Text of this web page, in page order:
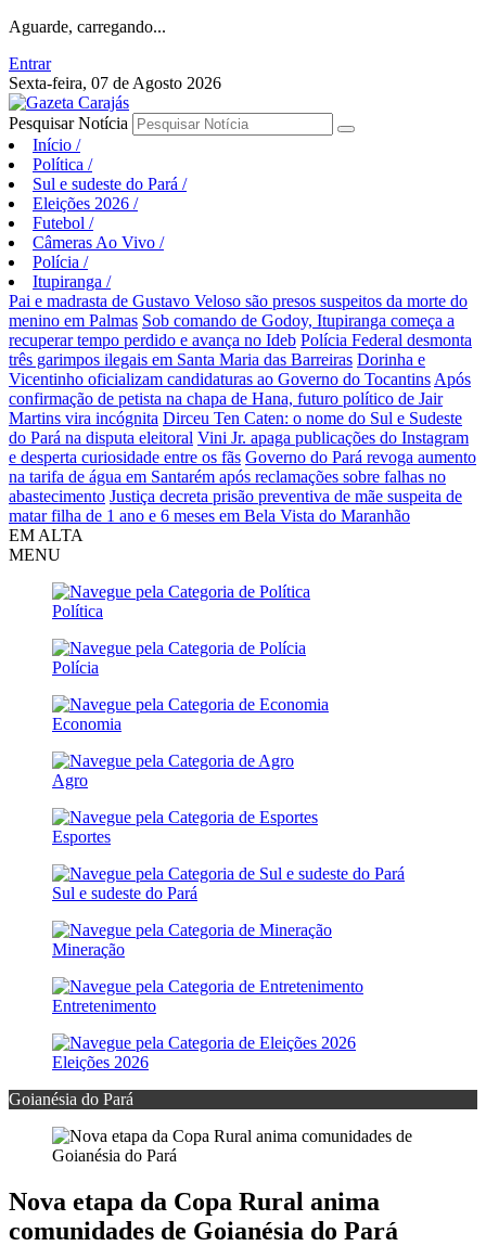
Aguarde, carregando...
Entrar
Sexta-feira, 07 de Agosto 2026
Pesquisar Notícia
Início /
Política /
Sul e sudeste do Pará /
Eleições 2026 /
Futebol /
Câmeras Ao Vivo /
Polícia /
Itupiranga /
Pai e madrasta de Gustavo Veloso são presos suspeitos da morte do
menino em Palmas Sob comando de Godoy, Itupiranga começa a
recuperar tempo perdido e avança no Ideb Polícia Federal desmonta
três garimpos ilegais em Santa Maria das Barreiras Dorinha e
Vicentinho oficializam candidaturas ao Governo do Tocantins Após
confirmação de petista na chapa de Hana, futuro político de Jair
Martins vira incógnita Dirceu Ten Caten: o nome do Sul e Sudeste
do Pará na disputa eleitoral Vini Jr. apaga publicações do Instagram
e desperta curiosidade entre os fãs Governo do Pará revoga aumento
na tarifa de água em Santarém após reclamações sobre falhas no
abastecimento Justiça decreta prisão preventiva de mãe suspeita de
matar filha de 1 ano e 6 meses em Bela Vista do Maranhão
EM ALTA
MENU
Política
Polícia
Economia
Agro
Esportes
Sul e sudeste do Pará
Mineração
Entretenimento
Eleições 2026
Goianésia do Pará
Nova etapa da Copa Rural anima
comunidades de Goianésia do Pará